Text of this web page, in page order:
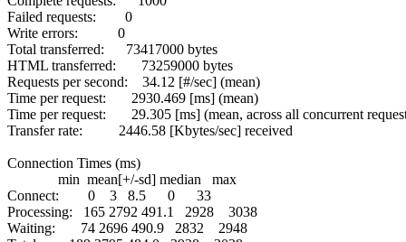
Failed requests: 0
Write errors: 0
Total transferred: 73417000 bytes
HTML transferred: 73259000 bytes
Requests per second: 34.12 [#/sec] (mean)
Time per request: 2930.469 [ms] (mean)
Time per request: 29.305 [ms] (mean, across all concurrent
Transfer rate: 2446.58 [Kbytes/sec] received
Connection Times (ms)
min mean[+/-sd] median max
Connect: 0 3 8.5 0 33
Processing: 165 2792 491.1 2928 3038
Waiting: 74 2696 490.9 2832 2948